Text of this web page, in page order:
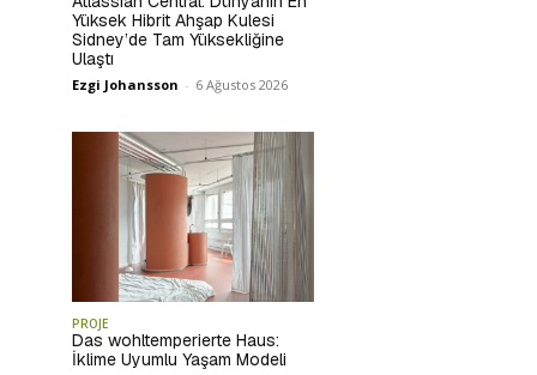
Yüksek Hibrit Ahşap Kulesi
Sidney’de Tam Yüksekliğine
Ulaştı
Ezgi Johansson - 6 Ağustos 2026
PROJE
Das wohltemperierte Haus:
İklime Uyumlu Yaşam Modeli